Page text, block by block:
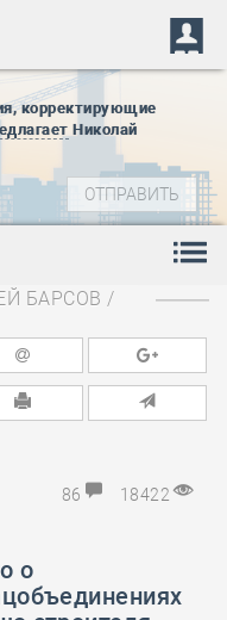
корректирующие
Николай
БАРСОВ /
86 18422
о